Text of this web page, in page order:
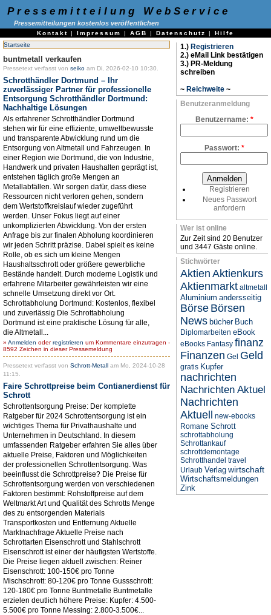
Pressemitteilung WebService
Pressemitteilungen kostenlos veröffentlichen
Kontakt | Impressum | AGB | Datenschutz | Hilfe
Startseite
buntmetall verkaufen
Pressetext verfasst von seiko am Di, 2026-02-10 10:30.
Schrotthändler Dortmund – Ihr
zuverlässiger Partner für professionelle
Entsorgung Schrotthändler Dortmund:
Nachhaltige Lösungen
Als erfahrener Schrotthändler Dortmund
stehen wir für eine effiziente, umweltbewusste
und transparente Abwicklung rund um die
Entsorgung von Altmetall und Fahrzeugen. In
einer Region wie Dortmund, die von Industrie,
Handwerk und privaten Haushalten geprägt ist,
entstehen täglich große Mengen an
Metallabfällen. Wir sorgen dafür, dass diese
Ressourcen nicht verloren gehen, sondern
dem Wertstoffkreislauf wieder zugeführt
werden. Unser Fokus liegt auf einer
unkomplizierten Abwicklung. Von der ersten
Anfrage bis zur finalen Abholung koordinieren
wir jeden Schritt präzise. Dabei spielt es keine
Rolle, ob es sich um kleine Mengen
Haushaltsschrott oder größere gewerbliche
Bestände handelt. Durch moderne Logistik und
erfahrene Mitarbeiter gewährleisten wir eine
schnelle Umsetzung direkt vor Ort.
Schrottabholung Dortmund: Kostenlos, flexibel
und zuverlässig Die Schrottabholung
Dortmund ist eine praktische Lösung für alle,
die Altmetall...
» Anmelden oderregistrieren um Kommentare einzutragen -
8592 Zeichen in dieser Pressemeldung
Pressetext verfasst von Schrott-Metall am Mo, 2024-10-28
11:15.
Faire Schrottpreise beim Contianerdienst für
Schrott
Schrottentsorgung Preise: Der komplette
Ratgeber für 2024 Schrottentsorgung ist ein
wichtiges Thema für Privathaushalte und
Unternehmen in Deutschland. In diesem
umfassenden Ratgeber erfahren Sie alles über
aktuelle Preise, Faktoren und Möglichkeiten
der professionellen Schrottentsorgung. Was
beeinflusst die Schrottpreise? Die Preise für
Schrottentsorgung werden von verschiedenen
Faktoren bestimmt: Rohstoffpreise auf dem
Weltmarkt Art und Qualität des Schrotts Menge
des zu entsorgenden Materials
Transportkosten und Entfernung Aktuelle
Marktnachfrage Aktuelle Preise nach
Schrottarten Eisenschrott und Stahlschrott
Eisenschrott ist einer der häufigsten Wertstoffe.
Die Preise liegen aktuell zwischen: Reiner
Eisenschrott: 100-150€ pro Tonne
Mischschrott: 80-120€ pro Tonne Gussschrott:
120-180€ pro Tonne Buntmetalle Buntmetalle
erzielen deutlich höhere Preise: Kupfer: 4.500-
5.500€ pro Tonne Messing: 2.800-3.500€...
1.) Registrieren
2.) eMail Link bestätigen
3.) PR-Meldung
schreiben
~ Reichweite ~
Benutzeranmeldung
Benutzername: *
Passwort: *
Registrieren
Neues Passwort
anfordern
Wer ist online
Zur Zeit sind 20 Benutzer
und 3447 Gäste online.
Stichwörter
Aktien Aktienkurs
Aktienmarkt altmetall
Aluminium andersseitig
Börse Börsen
News bücher Buch
Diplomarbeiten eBook
eBooks Fantasy finanz
Finanzen Gel Geld
gratis Kupfer
nachrichten
Nachrichten Aktuel
Nachrichten
Aktuell
new-ebooks
Romane Schrott
schrottabholung
Schrottankauf
schrottdemontage
Schrotthandel travel
Urlaub Verlag wirtschaft
Wirtschaftsmeldungen
Zink